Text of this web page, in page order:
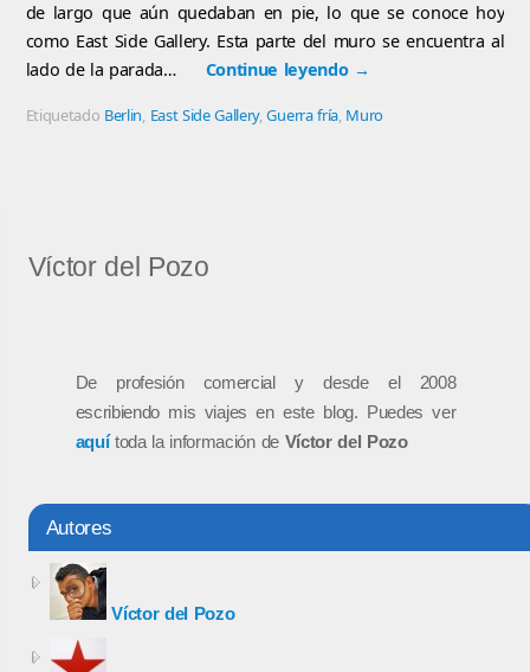
de largo que aún quedaban en pie, lo que se conoce hoy
como East Side Gallery. Esta parte del muro se encuentra al
lado de la parada…
Continue leyendo →
Etiquetado Berlin, East Side Gallery,Guerra fría, Muro
Víctor del Pozo
De profesión comercial y desde el 2008
escribiendo mis viajes en este blog. Puedes ver
aquítoda la información de Víctor del Pozo
Autores
Víctor del Pozo